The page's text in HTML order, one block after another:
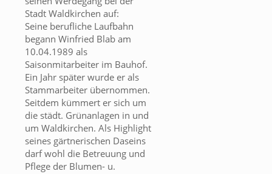
Stadt Waldkirchen auf:
Seine berufliche Laufbahn
begann Winfried Blab am
10.04.1989 als
Saisonmitarbeiter im Bauhof.
Ein Jahr später wurde er als
Stammarbeiter übernommen.
Seitdem kümmert er sich um
die städt. Grünanlagen in und
um Waldkirchen. Als Highlight
seines gärtnerischen Daseins
darf wohl die Betreuung und
Pflege der Blumen- u.